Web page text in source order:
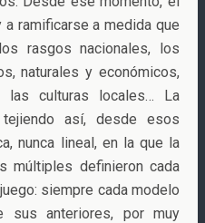
ramificarse a medida que
rasgos nacionales, los
naturales y económicos,
las culturas locales… La
así, desde esos
nunca lineal, en la que la
múltiples definieron cada
siempre cada modelo
sus anteriores, por muy